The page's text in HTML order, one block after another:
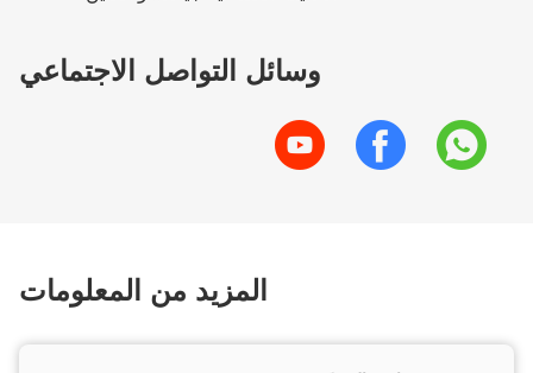
وسائل التواصل الاجتماعي
المزيد من المعلومات